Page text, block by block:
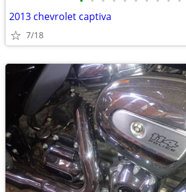
2013 chevrolet captiva
7/18